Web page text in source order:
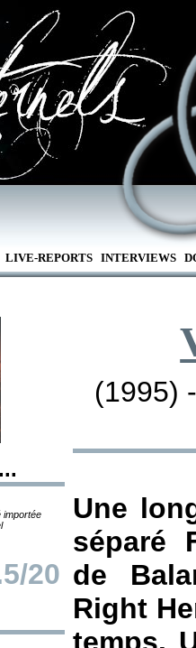
LIVE-REPORTS INTERVIEWS
importée
20
(1995)
Une
séparé
de
Right